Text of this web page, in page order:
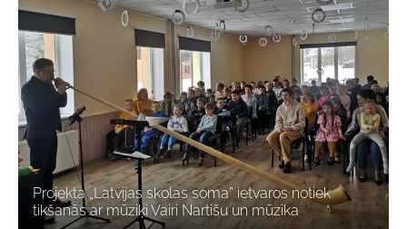
Projekta „Latvijas skolas soma” ietvaros notiek
tikšanās ar mūziķi Vairi Nartišu un mūzika